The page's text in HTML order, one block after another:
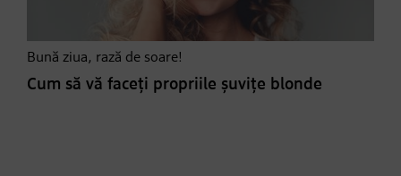
Bună ziua, rază de soare!
Cum să vă faceți propriile șuvițe blonde